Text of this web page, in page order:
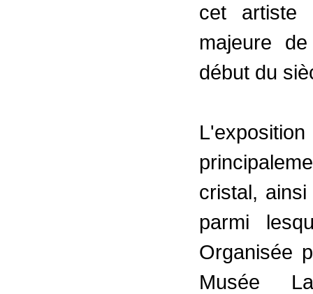
cet artiste
majeure
début du
cristal,
parmi
Organisée
Musée